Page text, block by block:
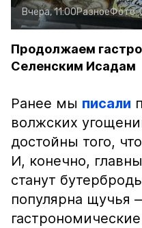
Вчера, 11:00РазноеФото:
Продолжаем
Селенским Исадам
Ранее мы писали
волжских
достойны того,
И, конечно,
станут
популярна щучья